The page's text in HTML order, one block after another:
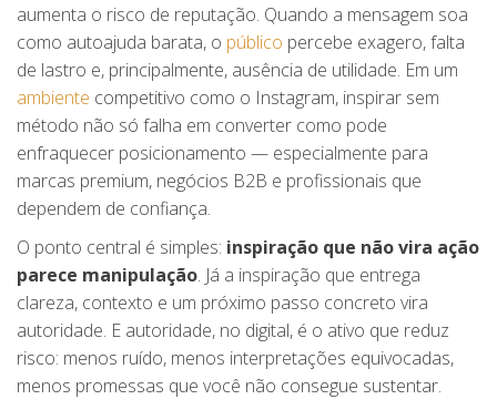
aumenta o risco de reputação. Quando a mensagem soa
como autoajuda barata, o público percebe exagero, falta
de lastro e, principalmente, ausência de utilidade. Em um
ambiente competitivo como o Instagram, inspirar sem
método não só falha em converter como pode
enfraquecer posicionamento — especialmente para
marcas premium, negócios B2B e profissionais que
dependem de confiança.
O ponto central é simples: inspiração que não vira ação
parece manipulação. Já a inspiração que entrega
clareza, contexto e um próximo passo concreto vira
autoridade. E autoridade, no digital, é o ativo que reduz
risco: menos ruído, menos interpretações equivocadas,
menos promessas que você não consegue sustentar.